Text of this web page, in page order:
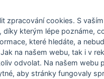
zpracování cookies. S
kterým lépe poznáme,
které hledáte, a
na našem webu, tak i v
odvolat. Na našem webu
, aby stránky fungovaly